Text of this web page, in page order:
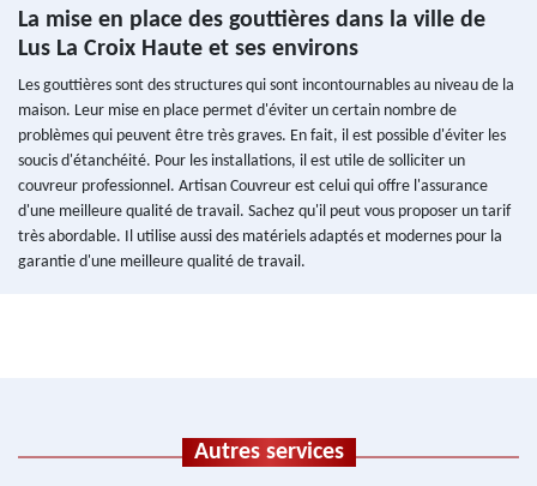
La mise en place des gouttières dans la ville de
Lus La Croix Haute et ses environs
Les gouttières sont des structures qui sont incontournables au niveau de la
maison. Leur mise en place permet d'éviter un certain nombre de
problèmes qui peuvent être très graves. En fait, il est possible d'éviter les
soucis d'étanchéité. Pour les installations, il est utile de solliciter un
couvreur professionnel. Artisan Couvreur est celui qui offre l'assurance
d'une meilleure qualité de travail. Sachez qu'il peut vous proposer un tarif
très abordable. Il utilise aussi des matériels adaptés et modernes pour la
garantie d'une meilleure qualité de travail.
Autres services